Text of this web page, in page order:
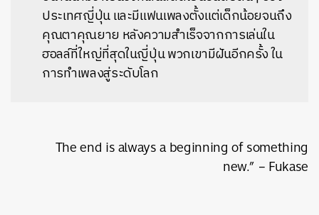
ประเทศญี่ปุ่น และมีแฟนเพลงตั้งแต่เด็กน้อยจนถึง
คุณตาคุณยาย หลังความสำเร็จจากการเล่นใน
ฮอลล์ที่ใหญ่ที่สุดในญี่ปุ่น พวกเขามีฝันอีกครั้ง ใน
การทำเพลงสู่ระดับโลก
The end is always a beginning of something
new.” – Fukase